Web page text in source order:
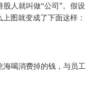
人就叫做“公司”。假设
图就变成了下面这样：
海喝消费掉的钱，与员工